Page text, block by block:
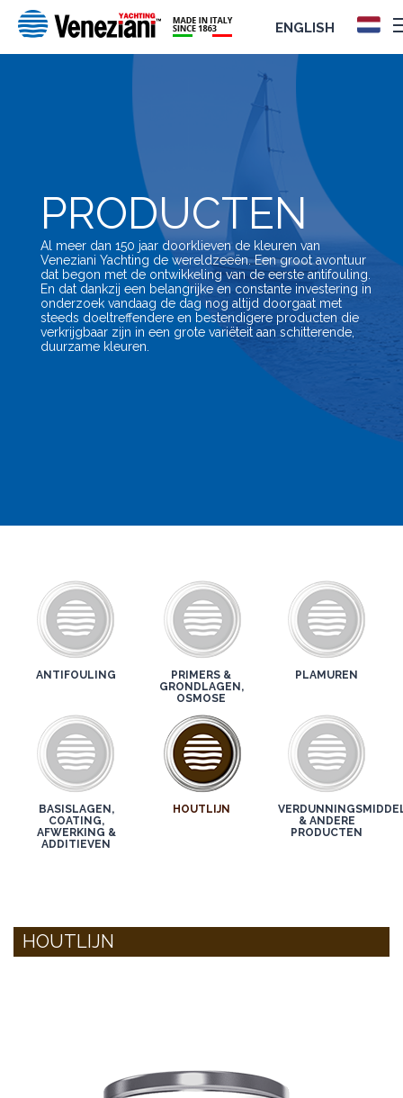
ENGLISH
PRODUCTEN
Al meer dan 150 jaar doorklieven de kleuren van
Veneziani Yachting de wereldzeeën. Een groot avontuur
dat begon met de ontwikkeling van de eerste antifouling.
En dat dankzij een belangrijke en constante investering in
onderzoek vandaag de dag nog altijd doorgaat met
steeds doeltreffendere en bestendigere producten die
verkrijgbaar zijn in een grote variëteit aan schitterende,
duurzame kleuren.
ANTIFOULING
PRIMERS &
GRONDLAGEN,
OSMOSE
PLAMUREN
BASISLAGEN,
COATING,
AFWERKING &
ADDITIEVEN
HOUTLIJN
& ANDERE
PRODUCTEN
HOUTLIJN